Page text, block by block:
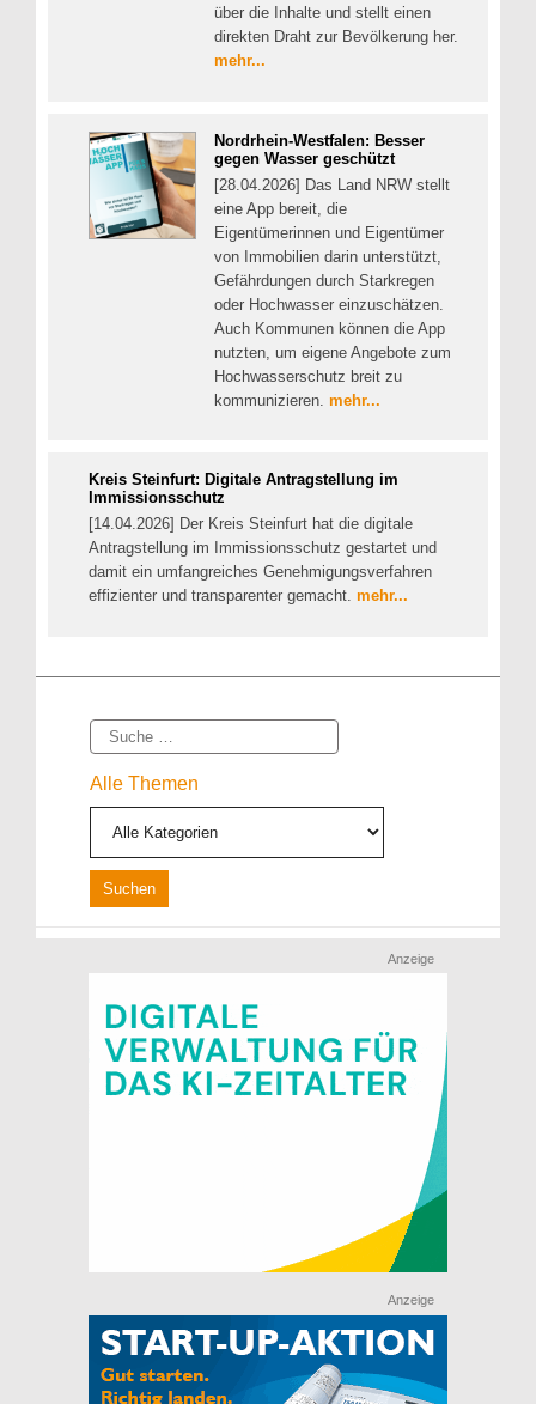
über die Inhalte und stellt einen
direkten Draht zur Bevölkerung her.
mehr...
Nordrhein-Westfalen: Besser
gegen Wasser geschützt
[28.04.2026] Das Land NRW stellt
eine App bereit, die
Eigentümerinnen und Eigentümer
von Immobilien darin unterstützt,
Gefährdungen durch Starkregen
oder Hochwasser einzuschätzen.
Auch Kommunen können die App
nutzten, um eigene Angebote zum
Hochwasserschutz breit zu
kommunizieren. mehr...
Kreis Steinfurt: Digitale Antragstellung im
Immissionsschutz
[14.04.2026] Der Kreis Steinfurt hat die digitale
Antragstellung im Immissionsschutz gestartet und
damit ein umfangreiches Genehmigungsverfahren
effizienter und transparenter gemacht. mehr...
Suche
Alle Themen
Anzeige
Anzeige